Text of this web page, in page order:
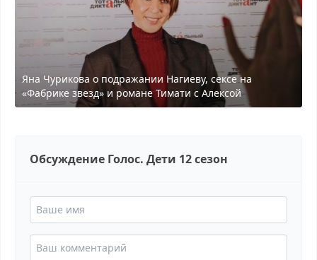
Яна Чурикова о подражании Нагиеву, сексе на
«Фабрике звезд» и романе Тимати с Алексой
Обсуждение Голос. Дети 12 сезон